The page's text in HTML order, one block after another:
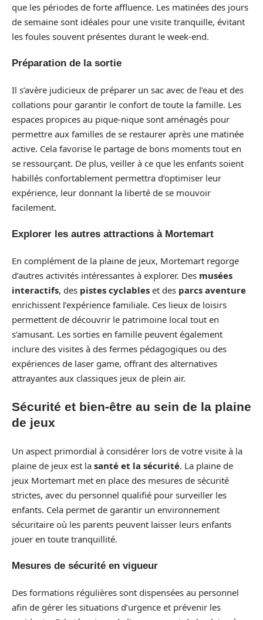
que les périodes de forte affluence. Les matinées des jours
de semaine sont idéales pour une visite tranquille, évitant
les foules souvent présentes durant le week-end.
Préparation de la sortie
Il s’avère judicieux de préparer un sac avec de l’eau et des
collations pour garantir le confort de toute la famille. Les
espaces propices au pique-nique sont aménagés pour
permettre aux familles de se restaurer après une matinée
active. Cela favorise le partage de bons moments tout en
se ressourçant. De plus, veiller à ce que les enfants soient
habillés confortablement permettra d’optimiser leur
expérience, leur donnant la liberté de se mouvoir
facilement.
Explorer les autres attractions à Mortemart
En complément de la plaine de jeux, Mortemart regorge
d’autres activités intéressantes à explorer. Des musées
interactifs, des pistes cyclables et des parcs aventure
enrichissent l’expérience familiale. Ces lieux de loisirs
permettent de découvrir le patrimoine local tout en
s’amusant. Les sorties en famille peuvent également
inclure des visites à des fermes pédagogiques ou des
expériences de laser game, offrant des alternatives
attrayantes aux classiques jeux de plein air.
Sécurité et bien-être au sein de la plaine
de jeux
Un aspect primordial à considérer lors de votre visite à la
plaine de jeux est la santé et la sécurité. La plaine de
jeux Mortemart met en place des mesures de sécurité
strictes, avec du personnel qualifié pour surveiller les
enfants. Cela permet de garantir un environnement
sécuritaire où les parents peuvent laisser leurs enfants
jouer en toute tranquillité.
Mesures de sécurité en vigueur
Des formations régulières sont dispensées au personnel
afin de gérer les situations d’urgence et prévenir les